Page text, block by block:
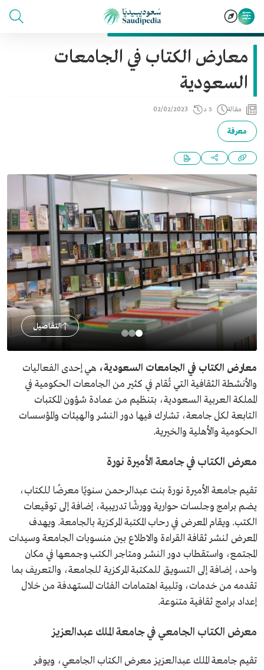
معارض الكتاب في الجامعات
السعودية
مقالة 5 د 02/02/2023
معرفة
التفاصيل
معارض الكتاب في الجامعات السعودية، هي إحدى الفعاليات
والأنشطة الثقافية التي تُقام في كثير من الجامعات الحكومية في
المملكة العربية السعودية، بتنظيم من عمادة شؤون المكتبات
التابعة لكل جامعة، تشارك فيها دور النشر والهيئات والمؤسسات
الحكومية والأهلية والخيرية.
معرض الكتاب في جامعة الأميرة نورة
تقيم جامعة الأميرة نورة بنت عبدالرحمن سنويًا معرضًا للكتاب،
يضم برامج وجلسات حوارية وورشًا تدريبية، إضافة إلى توقيعات
الكتب. ويقام المعرض في رحاب المكتبة المركزية بالجامعة. ويهدف
المعرض لنشر ثقافة القراءة والاطلاع بين منسوبات الجامعة وسيدات
المجتمع، واستقطاب دور النشر ومتاجر الكتب وجمعها في مكان
واحد، إضافة إلى التسويق للمكتبة المركزية للجامعة، والتعريف بما
تقدمه من خدمات، وتلبية اهتمامات الفئات المستهدفة من خلال
إعداد برامج ثقافية متنوعة.
معرض الكتاب الجامعي في جامعة الملك عبدالعزيز
تقيم جامعة الملك عبدالعزيز معرض الكتاب الجامعي، ويوفر